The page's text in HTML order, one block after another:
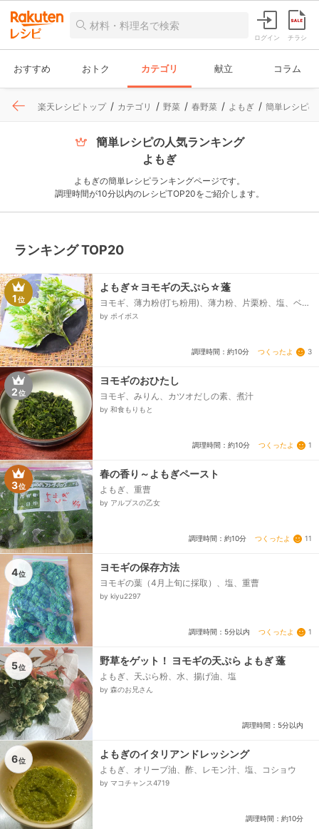
ログイン チラシ
おすすめ おトク カテゴリ 献立 コラム
楽天レシピトップ カテゴリ 野菜 春野菜 よもぎ 簡単レシピ
簡単レシピの人気ランキング
よもぎ
よもぎの簡単レシピランキングページです。
調理時間が10分以内のレシピTOP20をご紹介します。
ランキング TOP20
1位
よもぎ☆ヨモギの天ぷら☆蓬
ヨモギ、薄力粉(打ち粉用)、薄力粉、片栗粉、塩、ベー
キングパウダー、冷水
by ポイボス
調理時間：約10分 つくったよ 3
2位
ヨモギのおひたし
ヨモギ、みりん、カツオだしの素、煮汁
by 和食もりもと
調理時間：約10分 つくったよ 1
3位
春の香り～よもぎペースト
よもぎ、重曹
by アルプスの乙女
調理時間：約10分 つくったよ 11
4位
ヨモギの保存方法
ヨモギの葉（4月上旬に採取）、塩、重曹
by kiyu2297
調理時間：5分以内 つくったよ 1
5位
野草をゲット！ ヨモギの天ぷら よもぎ 蓬
よもぎ、天ぷら粉、水、揚げ油、塩
by 森のお兄さん
調理時間：5分以内
6位
よもぎのイタリアンドレッシング
よもぎ、オリーブ油、酢、レモン汁、塩、コショウ
by マコチャンス4719
調理時間：約10分